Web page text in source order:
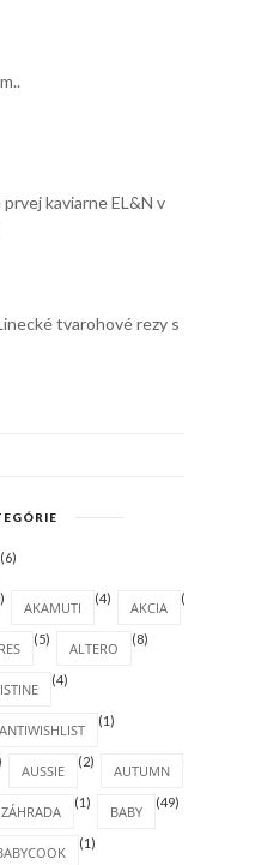
kaviarne EL&N v
tvarohové rezy s
(6)
AKAMUTI
(4)
AKCIA
(1)
(5)
ALTERO
(8)
(4)
ANTIWISHLIST
(1)
AUSSIE
(2)
AUTUMN
(1)
BABY
(49)
(1)